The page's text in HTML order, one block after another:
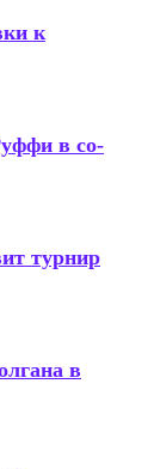
к
в со-
турнир
в